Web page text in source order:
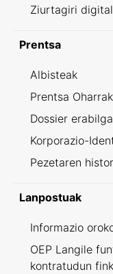
Ziurtagiri
Prentsa
Albisteak
Prentsa Oharrak
Dossier
Korporazio-
Pezetaren
Lanpostuak
Informazio
OEP Langile
kontratudun